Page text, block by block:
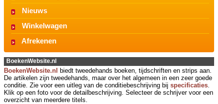
Nieuws
Winkelwagen
Afrekenen
BoekenWebsite.nl
BoekenWebsite.nl biedt tweedehands boeken, tijdschriften en strips aan.
De artikelen zijn tweedehands, maar over het algemeen in een zeer goede
conditie. Zie voor een uitleg van de conditiebeschrijving bij specificaties
Klik op een foto voor de detailbeschrijving. Selecteer de schrijver voor een
overzicht van meerdere titels.